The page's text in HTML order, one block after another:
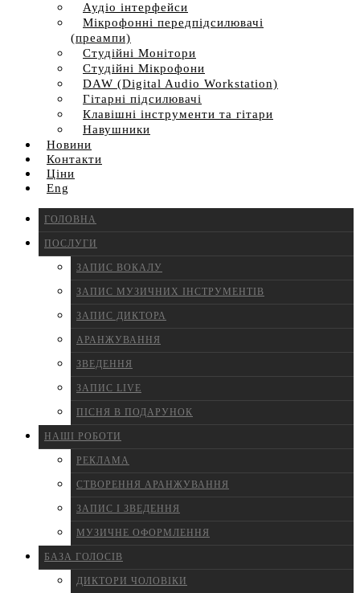
Аудіо інтерфейси
Мікрофонні передпідсилювачі
(преампи)
Студійні Монітори
Студійні Мікрофони
DAW (Digital Audio Workstation)
Гітарні підсилювачі
Клавішні інструменти та гітари
Навушники
Новини
Контакти
Ціни
Eng
ГОЛОВНА
ПОСЛУГИ
ЗАПИС ВОКАЛУ
ЗАПИС МУЗИЧНИХ ІНСТРУМЕНТІВ
ЗАПИС ДИКТОРА
АРАНЖУВАННЯ
ЗВЕДЕННЯ
ЗАПИС LIVE
ПІСНЯ В ПОДАРУНОК
НАШІ РОБОТИ
РЕКЛАМА
СТВОРЕННЯ АРАНЖУВАННЯ
ЗАПИС І ЗВЕДЕННЯ
МУЗИЧНЕ ОФОРМЛЕННЯ
БАЗА ГОЛОСІВ
ДИКТОРИ ЧОЛОВІКИ